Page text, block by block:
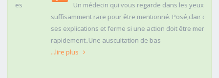
Un médecin qui vous regarde dans les yeux c'est
suffisamment rare pour être mentionné. Posé,clair dans
ses explications et ferme si une action doit être menée
rapidement..Une auscultation de bas
...lire plus